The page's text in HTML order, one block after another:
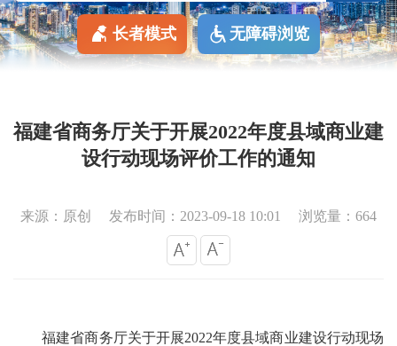
长者模式 无障碍浏览
福建省商务厅关于开展2022年度县域商业建
设行动现场评价工作的通知
来源：原创 发布时间：2023-09-18 10:01 浏览量：664
福建省商务厅关于开展2022年度县域商业建设行动现场